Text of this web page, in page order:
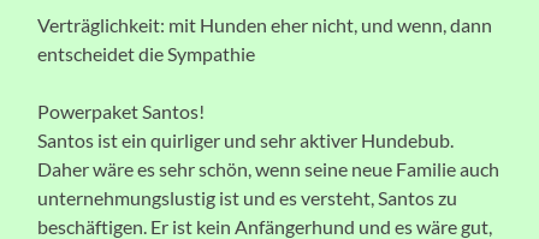
Verträglichkeit: mit Hunden eher nicht, und wenn, dann
entscheidet die Sympathie
Powerpaket Santos!
Santos ist ein quirliger und sehr aktiver Hundebub.
Daher wäre es sehr schön, wenn seine neue Familie auch
unternehmungslustig ist und es versteht, Santos zu
beschäftigen. Er ist kein Anfängerhund und es wäre gut,